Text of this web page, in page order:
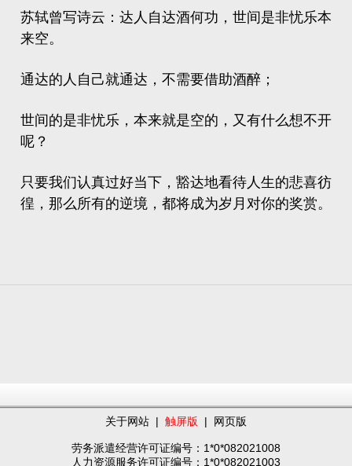
苏轼曾写诗云： 达人自达酒何功，世间是非忧乐本
来空。
通达的人自己就通达，不需要借助酒醉；
世间的是非忧乐，本来就是空的，又有什么想不开
呢？
只要我们认真过好当下，豁达地看待人生的悲喜彷
徨，那么所有的逆境，都将成为岁月对你的奖赏。
关于网站 | 触屏版 | 网页版
劳务派遣经营许可证编号：1*0*082021008
人力资源服务许可证编号：1*0*082021003